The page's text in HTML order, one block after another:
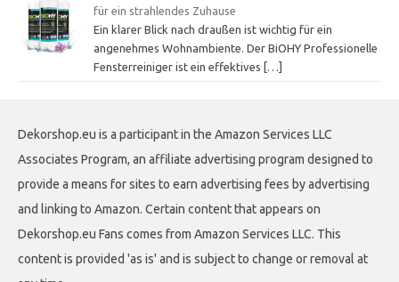
für ein strahlendes Zuhause
Ein klarer Blick nach draußen ist wichtig für ein
angenehmes Wohnambiente. Der BiOHY Professionelle
Fensterreiniger ist ein effektives
[…]
Dekorshop.eu is a participant in the Amazon Services LLC
Associates Program, an affiliate advertising program designed to
provide a means for sites to earn advertising fees by advertising
and linking to Amazon. Certain content that appears on
Dekorshop.eu Fans comes from Amazon Services LLC. This
content is provided 'as is' and is subject to change or removal at